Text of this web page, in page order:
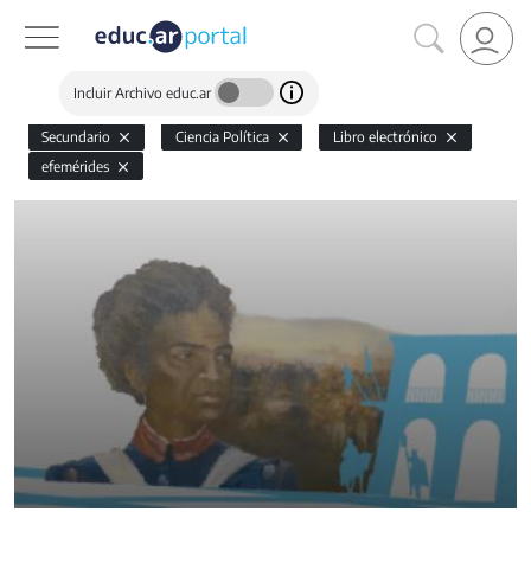
Incluir Archivo educ.ar
Secundario Ciencia Política
Libro electrónico
efemérides